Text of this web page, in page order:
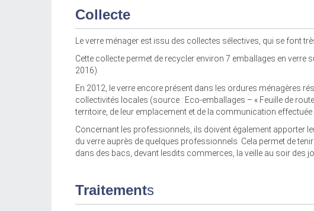
Collecte
Le verre ménager est issu des collectes sélectives, qui se font
Cette collecte permet de recycler environ 7 emballages en
2016).
En 2012, le verre encore présent dans les ordures ménagères
collectivités locales (source : Eco-emballages – « Feuille de
territoire, de leur emplacement et de la communication effectuée
Concernant les professionnels, ils doivent également apporter
du verre auprès de quelques professionnels. Cela permet de
dans des bacs, devant lesdits commerces, la veille au soir des
Traitements